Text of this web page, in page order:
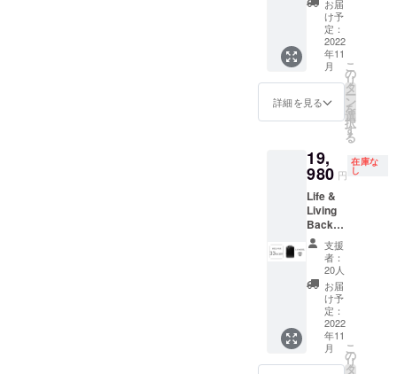
撃吸収
ショル
ダース
トラッ
プ ／
ラップ
トップ
ス ／ カ
ラビナ
／ エア
ノズル
バッジ
（7色）
／ 潤滑
グリー
12cm）
一般販
売予定
価格：
29,980
円 →
27,980
円
（7%O
FF）※送
料・消
費税込
【セッ
ト内
容】
ショル
ダース
トラッ
プ ／ 衝
撃吸収
ショル
ダース
トラッ
プ ／
ラップ
トップ
お届
け予
定：
2022
年11
月
詳細を見る
こ
の
リ
タ
ー
ン
を
選
択
す
る
19,
980 円
在庫な
し
Life &
Living
Backpa
ck L12
モデル
× 1（※
奥行：
12cm）
一般販
売予定
価格：
29,980
円 →
支援
者：
20人
お届
け予
定：
2022
年11
月
こ
の
リ
タ